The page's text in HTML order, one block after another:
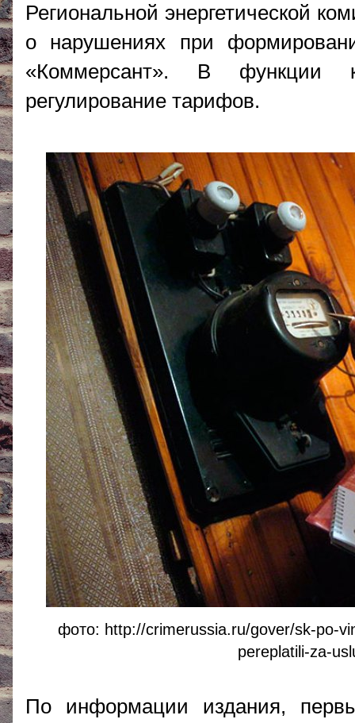
Региональной энергетической
о нарушениях при
«Коммерсант». В функции
регулирование тарифов.
фото: http://crimerussia.ru/gover/sk-po-
pereplatili-za-
По информации издания,